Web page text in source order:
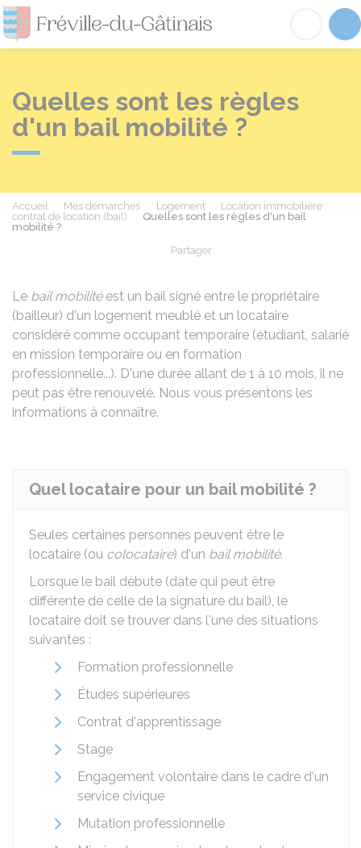
Fréville-du-
Quelles sont les règles
d'un bail mobilité ?
Accueil Mes démarches Logement
Location immobilière :
contrat de location (bail)
Quelles sont les règles d'un bail
mobilité ?
Partager
Le bail mobilitéest un bail signé entre le propriétaire
(bailleur) d'un logement meublé et un locataire
considéré comme occupant temporaire (étudiant, salarié
en mission temporaire ou en formation
professionnelle...). D'une durée allant de 1 à 10 mois, il ne
peut pas être renouvelé. Nous vous présentons les
informations à connaître.
Quel locataire pour un bail mobilité ?
Seules certaines personnes peuvent être le
locataire (ou colocataire) d'un bail mobilité.
Lorsque le bail débute (date qui peut être
différente de celle de la signature du bail), le
locataire doit se trouver dans l'une des situations
suivantes :
Formation professionnelle
Études supérieures
Contrat d'apprentissage
Stage
Engagement volontaire dans le cadre d'un
service civique
Mutation professionnelle